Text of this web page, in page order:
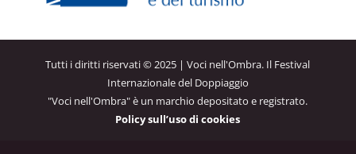
Tutti i diritti riservati © 2025 | Voci nell'Ombra. Il Festival
Internazionale del Doppiaggio
"Voci nell'Ombra" è un marchio depositato e registrato.
Policy sull’uso di cookies